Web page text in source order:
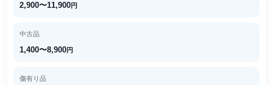
2,900〜11,900円
中古品
1,400〜8,900円
傷有り品